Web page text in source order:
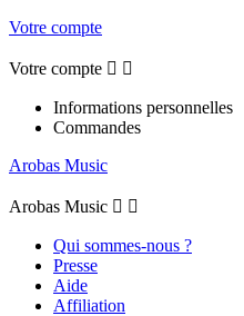
Votre compte
Votre compte  
Informations personnelles
Commandes
Arobas Music
Arobas Music  
Qui sommes-nous ?
Presse
Aide
Affiliation